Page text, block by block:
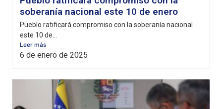
soberanía nacional este 10 de enero
Pueblo ratificará compromiso con la soberanía nacional
este 10 de...
Leer más
6 de enero de 2025